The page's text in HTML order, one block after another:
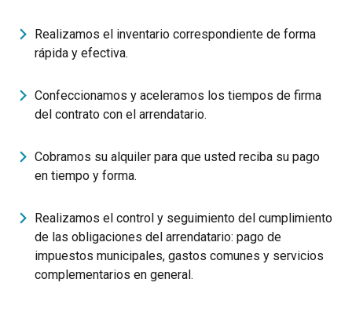
Realizamos el inventario correspondiente de forma
rápida y efectiva.
Confeccionamos y aceleramos los tiempos de firma
del contrato con el arrendatario.
Cobramos su alquiler para que usted reciba su pago
en tiempo y forma.
Realizamos el control y seguimiento del cumplimiento
de las obligaciones del arrendatario: pago de
impuestos municipales, gastos comunes y servicios
complementarios en general.